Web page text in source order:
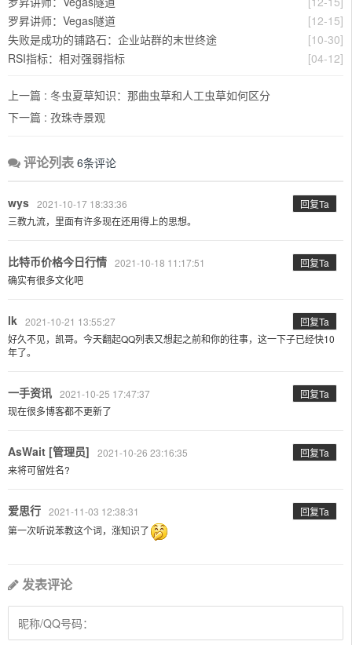
[12-15]
罗昇讲师：Vegas隧道
[10-30]
失败是成功的铺路石：企业站群的末世终途
[04-12]
RSI指标：相对强弱指标
上一篇 : 冬虫夏草知识：那曲虫草和人工虫草如何区分
下一篇 : ​孜珠寺景观
评论列表 6条评论
wys 2021-10-17 18:33:36
回复Ta
三教九流，里面有许多现在还用得上的思想。
比特币价格今日行情 2021-10-18 11:17:51
回复Ta
确实有很多文化吧
lk 2021-10-21 13:55:27
回复Ta
好久不见，凯哥。今天翻起QQ列表又想起之前和你的往事，这一下子已经快10
年了。
一手资讯 2021-10-25 17:47:37
回复Ta
现在很多博客都不更新了
AsWait [管理员] 2021-10-26 23:16:35
回复Ta
来将可留姓名?
爱思行 2021-11-03 12:38:31
回复Ta
第一次听说苯教这个词，涨知识了
发表评论